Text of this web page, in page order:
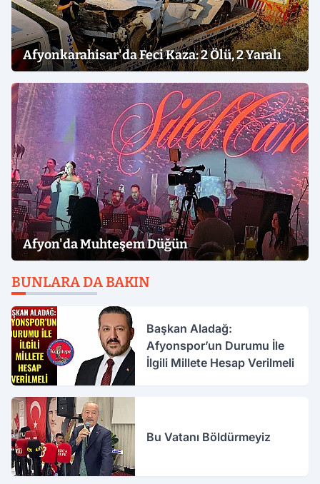
Afyonkarahisar'da Feci Kaza: 2 Ölü, 2 Yaralı
Afyon'da Muhteşem Düğün
BUNLARA DA BAKIN
Başkan Aladağ:
Afyonspor’un Durumu İle
İlgili Millete Hesap Verilmeli
Bu Vatanı Böldürmeyiz